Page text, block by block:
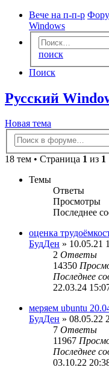
Вече на п-п-р
Windows
поиск
Поиск
Русский
Новая тема
18 тем • Страница 1 из 1
Темы
Ответы
Просмотры
Последнее
оценка
БудДен » 10.05.21
2 Ответы
14350
Последнее
22.03.24
меряем ubuntu
БудДен » 08.05.22
7 Ответы
11967
Последнее
03.10.22